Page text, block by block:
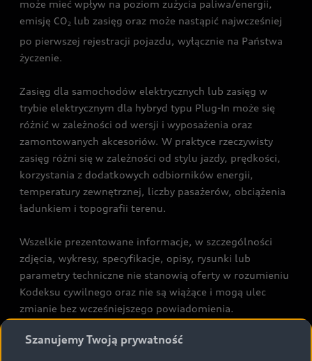
może mieć wpływ na poziom zużycia paliwa/energii,
emisję CO2 lub zasięg oraz może nastąpić najwcześniej
po pierwszej rejestracji pojazdu, wyłącznie na Państwa
życzenie.
Zasięg dla samochodów elektrycznych lub zasięg w
trybie elektrycznym dla hybryd typu Plug-In może się
różnić w zależności od wersji i wyposażenia oraz
zamontowanych akcesoriów. W praktyce rzeczywisty
zasięg różni się w zależności od stylu jazdy, prędkości,
korzystania z dodatkowych odbiorników energii,
temperatury zewnętrznej, liczby pasażerów, obciążenia
ładunkiem i topografii terenu.
Wszelkie prezentowane informacje, w szczególności
zdjęcia, wykresy, specyfikacje, opisy, rysunki lub
parametry techniczne nie stanowią oferty w rozumieniu
Kodeksu cywilnego oraz nie są wiążące i mogą ulec
zmianie bez wcześniejszego powiadomienia.
rozumieniu art. 5561§2 Kodeksu cywilnego oraz art.
Szanujemy Twoją prywatność